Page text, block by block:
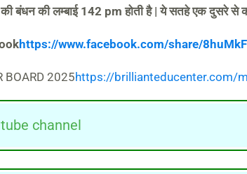
की बंधन की लम्बाई 142 pm होती है | ये सतहे एक दुसरे से
https://www.facebook.com/share/
BOARD 2025https://brillianteducenter.com/
channel